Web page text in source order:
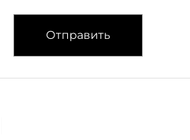
Отправить